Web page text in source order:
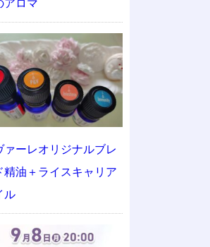
アロマ
ァーレオリジナルブレ
精油＋ライスキャリア
ル